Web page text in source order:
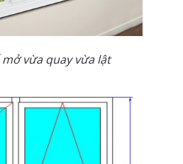
vừa quay vừa lật